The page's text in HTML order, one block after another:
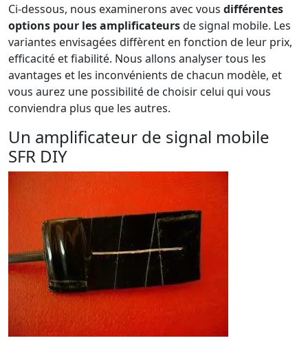
Ci-dessous, nous examinerons avec vous différentes
options pour les amplificateursde signal mobile. Les
variantes envisagées diffèrent en fonction de leur prix,
efficacité et fiabilité. Nous allons analyser tous les
avantages et les inconvénients de chacun modèle, et
vous aurez une possibilité de choisir celui qui vous
conviendra plus que les autres.
Un amplificateur de signal mobile
SFR DIY